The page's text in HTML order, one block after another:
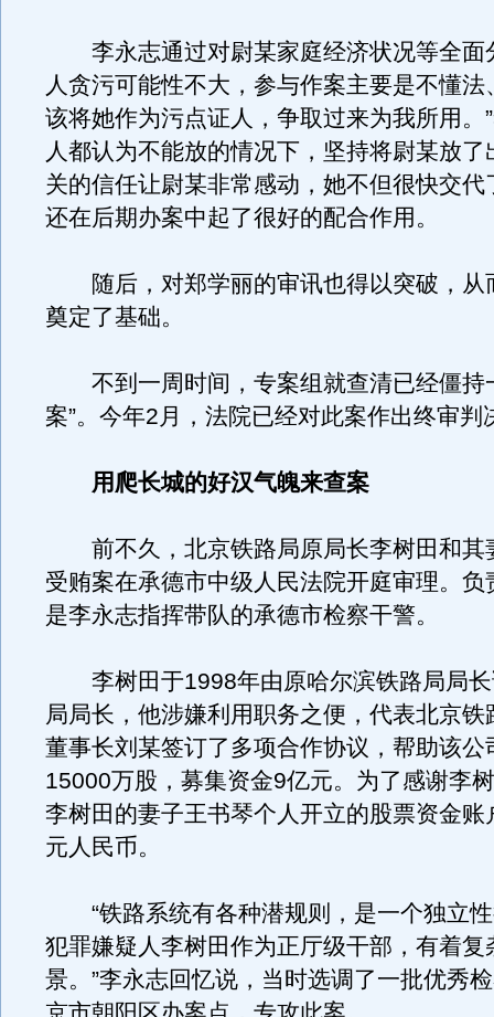
李永志通过对尉某家庭经济状况等全面
人贪污可能性不大，参与作案主要是不懂法
该将她作为污点证人，争取过来为我所用。
人都认为不能放的情况下，坚持将尉某放了
关的信任让尉某非常感动，她不但很快交代
还在后期办案中起了很好的配合作用。
随后，对郑学丽的审讯也得以突破，从
奠定了基础。
不到一周时间，专案组就查清已经僵持
案”。今年2月，法院已经对此案作出终审判
用爬长城的好汉气魄来查案
前不久，北京铁路局原局长李树田和其
受贿案在承德市中级人民法院开庭审理。负
是李永志指挥带队的承德市检察干警。
李树田于1998年由原哈尔滨铁路局局长
局局长，他涉嫌利用职务之便，代表北京铁
董事长刘某签订了多项合作协议，帮助该公
15000万股，募集资金9亿元。为了感谢李
李树田的妻子王书琴个人开立的股票资金账
元人民币。
“铁路系统有各种潜规则，是一个独立性
犯罪嫌疑人李树田作为正厅级干部，有着复
景。”李永志回忆说，当时选调了一批优秀